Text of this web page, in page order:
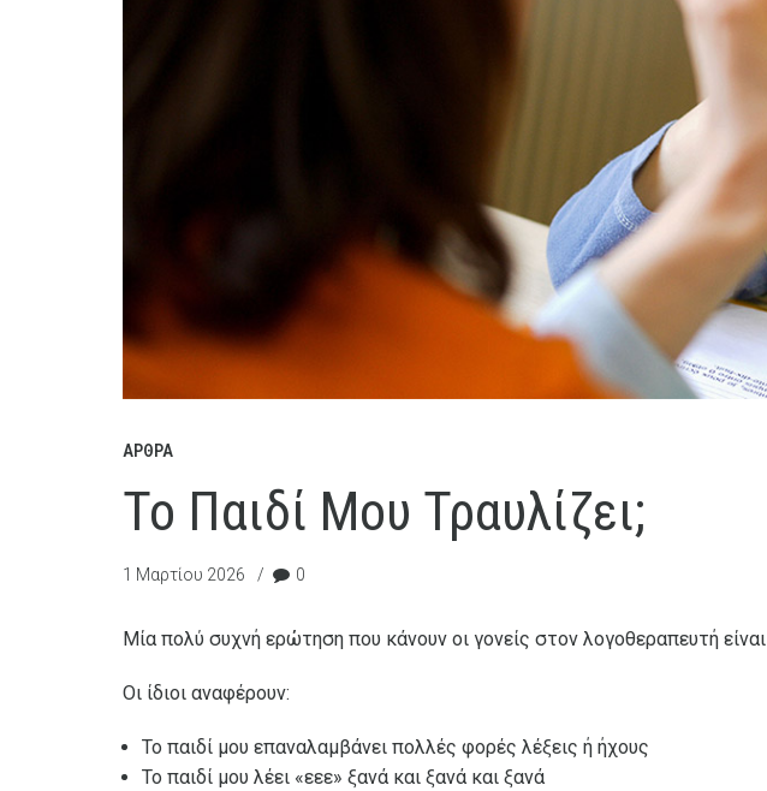
ΆΡΘΡΑ
Το Παιδί Μου Τραυλίζει;
1 Μαρτίου 2026 0
Μία πολύ συχνή ερώτηση που κάνουν οι γονείς στον λογοθεραπευτή είναι
Οι ίδιοι αναφέρουν:
Το παιδί μου επαναλαμβάνει πολλές φορές λέξεις ή ήχους
Το παιδί μου λέει «εεε» ξανά και ξανά και ξανά